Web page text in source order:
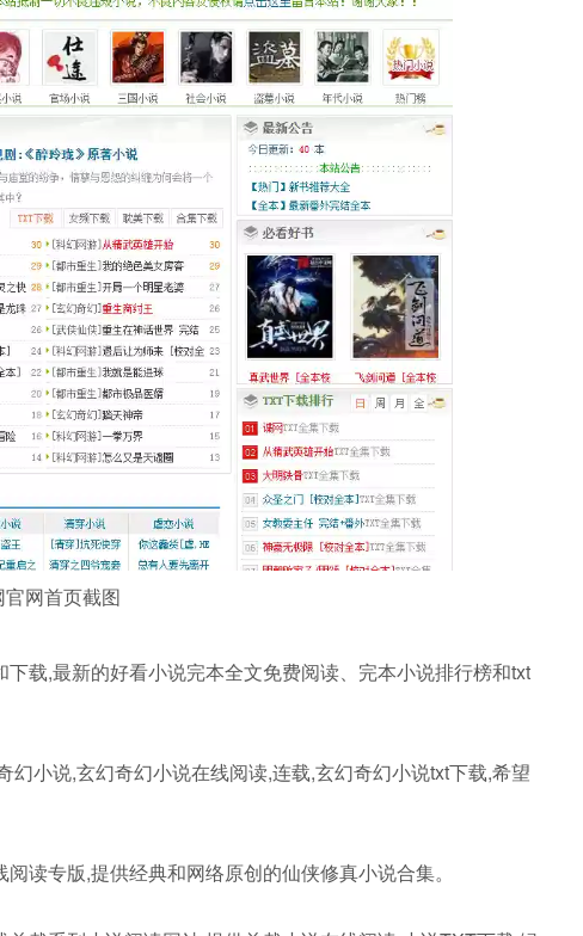
网首页截图
载,最新的好看小说完本全文免费阅读、完本小说排行榜和txt
幻小说,玄幻奇幻小说在线阅读,连载,玄幻奇幻小说txt下载,希望
读专版,提供经典和网络原创的仙侠修真小说合集。